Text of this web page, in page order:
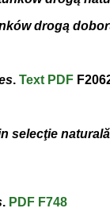
drogą
.Text PDF
selecţie
. PDF F748